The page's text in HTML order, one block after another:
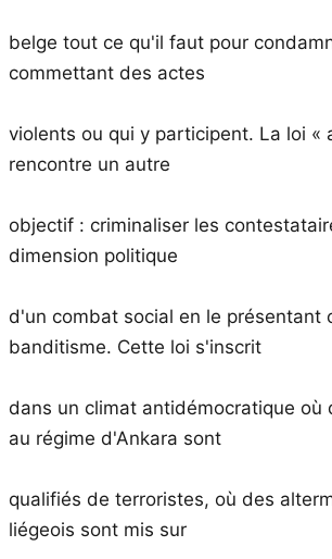
belge tout ce qu'il faut pour
commettant des actes
violents ou qui y participent. La loi «
rencontre un autre
objectif : criminaliser les
dimension politique
d'un combat social en le présentant
banditisme. Cette loi s'inscrit
dans un climat antidémocratique où
au régime d'Ankara sont
qualifiés de terroristes, où des
liégeois sont mis sur